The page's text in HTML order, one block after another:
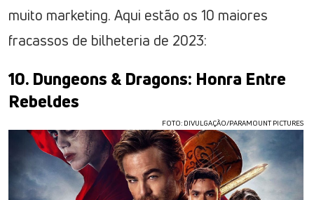
muito marketing. Aqui estão os 10 maiores
fracassos de bilheteria de 2023:
10. Dungeons & Dragons: Honra Entre
Rebeldes
FOTO: DIVULGAÇÃO/PARAMOUNT PICTURES